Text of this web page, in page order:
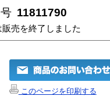
11811790
売を終了しました
このページを印刷する